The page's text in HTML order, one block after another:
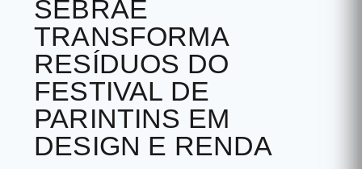
SEBRAE
TRANSFORMA
RESÍDUOS DO
FESTIVAL DE
PARINTINS EM
DESIGN E RENDA